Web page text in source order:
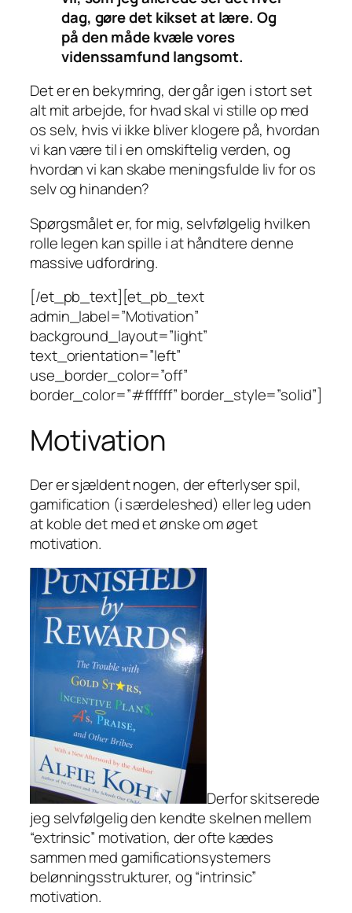
dag, gøre det kikset at lære. Og
på den måde kvæle vores
videnssamfund langsomt.
Det er en bekymring, der går igen i stort set
alt mit arbejde, for hvad skal vi stille op med
os selv, hvis vi ikke bliver klogere på, hvordan
vi kan være til i en omskiftelig verden, og
hvordan vi kan skabe meningsfulde liv for os
selv og hinanden?
Spørgsmålet er, for mig, selvfølgelig hvilken
rolle legen kan spille i at håndtere denne
massive udfordring.
[/et_pb_text][et_pb_text
admin_label=”Motivation”
background_layout=”light”
text_orientation=”left”
use_border_color=”off”
border_color=”#ffffff” border_style=”solid”]
Motivation
Der er sjældent nogen, der efterlyser spil,
gamification (i særdeleshed) eller leg uden
at koble det med et ønske om øget
motivation.
Derfor skitserede
jeg selvfølgelig den kendte skelnen mellem
“extrinsic” motivation, der ofte kædes
sammen med gamificationsystemers
belønningsstrukturer, og “intrinsic”
motivation.